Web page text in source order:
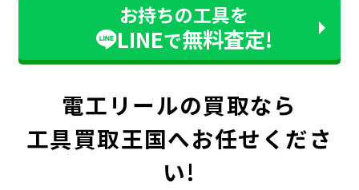
お持ちの工具を
LINEで無料査定!
電工リールの買取なら
工具買取王国へお任せくださ
い!